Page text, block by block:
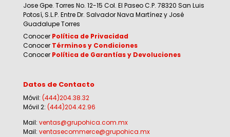
Jose Gpe. Torres No. 12-15 Col. El Paseo C.P. 78320 San Luis
Potosí, S.L.P. Entre Dr. Salvador Nava Martínez y José
Guadalupe Torres
Conocer Política de Privacidad
Conocer Términos y Condiciones
Conocer Política de Garantías y Devoluciones
Datos de Contacto
Móvil: (444)204.38.32
Móvil 2: (444)204.42.96
Mail: ventas@grupohica.com.mx
Mail: ventasecommerce@grupohica.mx